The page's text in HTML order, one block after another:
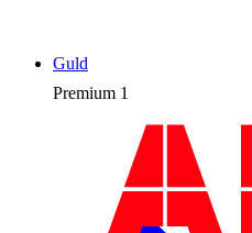
Premium 1
Guld